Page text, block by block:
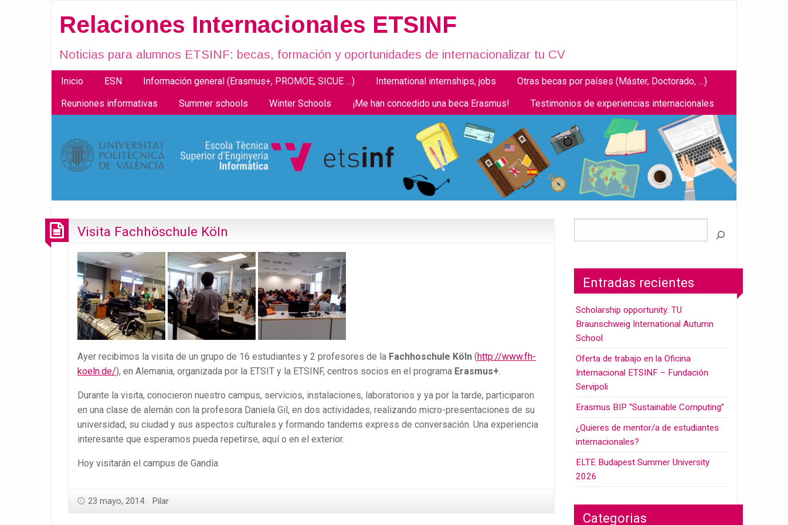
Relaciones Internacionales ETSINF
Noticias para alumnos ETSINF: becas, formación y oportunidades de internacionalizar tu CV
Inicio ESN Información general (Erasmus+, PROMOE, SICUE …) International internships, jobs Otras becas por países (Máster, Doctorado, …)
Reuniones informativas Summer schools Winter Schools ¡Me han concedido una beca Erasmus! Testimonios de experiencias internacionales
Visita Fachhöschule Köln
Ayer recibimos la visita de un grupo de 16 estudiantes y 2 profesores de la Fachhoschule Köln (http://www.fh-
koeln.de/), en Alemania, organizada por la ETSIT y la ETSINF, centros socios en el programa Erasmus+
Durante la visita, conocieron nuestro campus, servicios, instalaciones, laboratorios y ya por la tarde, participaron
en una clase de alemán con la profesora Daniela Gil, en dos actividades, realizando micro-presentaciones de su
universidad, su ciudad y sus aspectos culturales y formando tandems express de conversación. Una experiencia
interesante que esperamos pueda repetirse, aquí o en el exterior.
Hoy visitarán el campus de Gandía
23 mayo, 2014 Pilar
Entradas recientes
Scholarship opportunity: TU
Braunschweig International Autumn
School
Oferta de trabajo en la Oficina
Internacional ETSINF – Fundación
Servipoli
Erasmus BIP “Sustainable Computing”
¿Quieres de mentor/a de estudiantes
internacionales?
ELTE Budapest Summer University
2026
Categorias